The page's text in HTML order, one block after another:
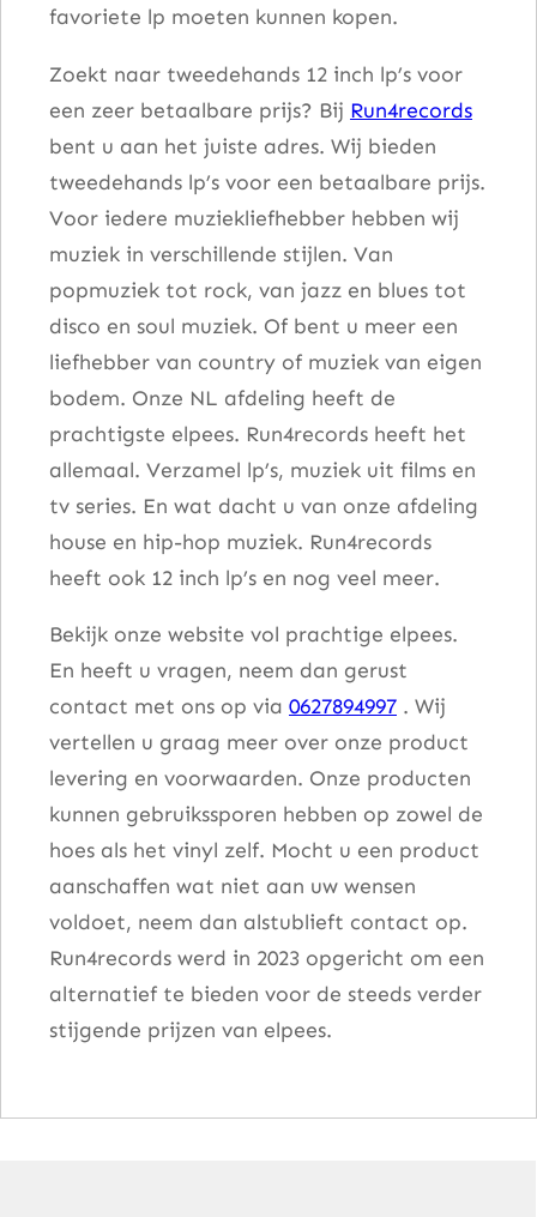
favoriete lp moeten kunnen kopen.
Zoekt naar tweedehands 12 inch lp’s voor
een zeer betaalbare prijs? Bij Run4records
bent u aan het juiste adres. Wij bieden
tweedehands lp’s voor een betaalbare prijs.
Voor iedere muziekliefhebber hebben wij
muziek in verschillende stijlen. Van
popmuziek tot rock, van jazz en blues tot
disco en soul muziek. Of bent u meer een
liefhebber van country of muziek van eigen
bodem. Onze NL afdeling heeft de
prachtigste elpees. Run4records heeft het
allemaal. Verzamel lp’s, muziek uit films en
tv series. En wat dacht u van onze afdeling
house en hip-hop muziek. Run4records
heeft ook 12 inch lp’s en nog veel meer.
Bekijk onze website vol prachtige elpees.
En heeft u vragen, neem dan gerust
contact met ons op via 0627894997 . Wij
vertellen u graag meer over onze product
levering en voorwaarden. Onze producten
kunnen gebruikssporen hebben op zowel de
hoes als het vinyl zelf. Mocht u een product
aanschaffen wat niet aan uw wensen
voldoet, neem dan alstublieft contact op.
Run4records werd in 2023 opgericht om een
alternatief te bieden voor de steeds verder
stijgende prijzen van elpees.